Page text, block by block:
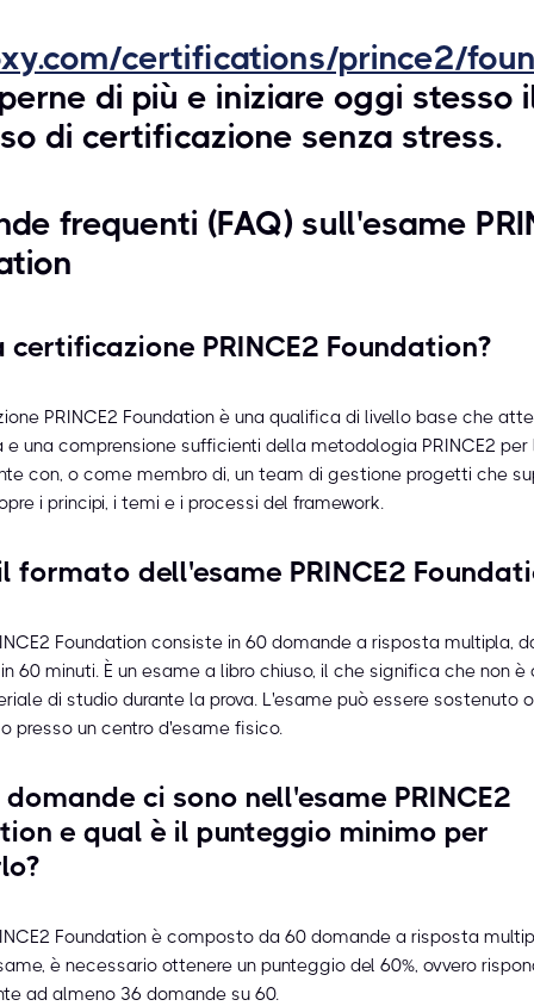
certifications/prince2/
di più e iniziare oggi stesso
di certificazione senza stress.
frequenti (FAQ) sull'esame
certificazione PRINCE2 Foundation?
PRINCE2 Foundation è una qualifica di livello base che
una comprensione sufficienti della metodologia PRINCE2 per
con, o come membro di, un team di gestione progetti che
i principi, i temi e i processi del framework.
formato dell'esame PRINCE2
Foundation consiste in 60 domande a risposta multipla,
60 minuti. È un esame a libro chiuso, il che significa che non
di studio durante la prova. L'esame può essere sostenuto
presso un centro d'esame fisico.
ci sono nell'esame PRINCE2
e qual è il punteggio minimo per
Foundation è composto da 60 domande a risposta
è necessario ottenere un punteggio del 60%, ovvero
ad almeno 36 domande su 60.